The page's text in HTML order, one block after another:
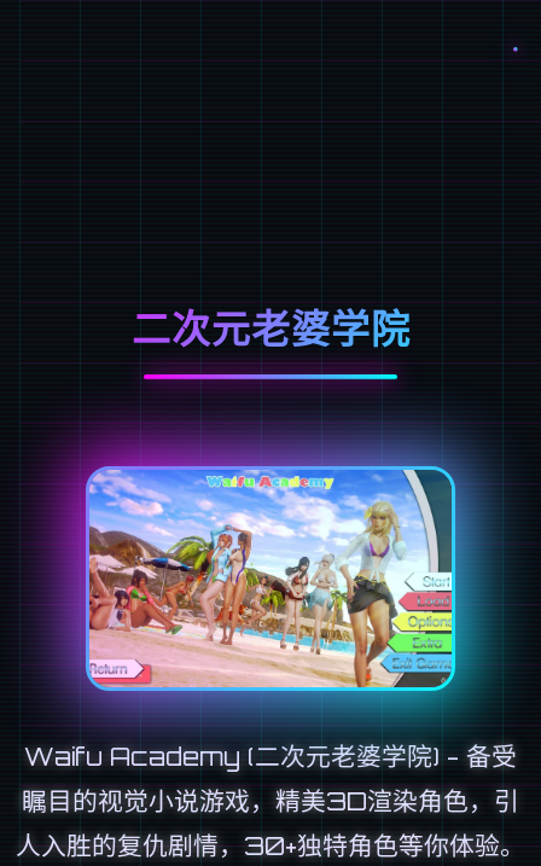
二次元老婆学院
Waifu Academy (二次元老婆学院) - 备受
瞩目的视觉小说游戏，精美3D渲染角色，引
人入胜的复仇剧情，30+独特角色等你体验。